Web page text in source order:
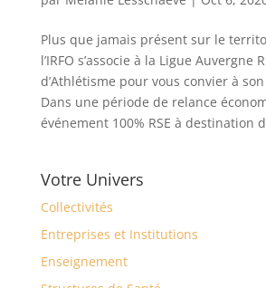
Plus que jamais présent sur le
l’IRFO s’associe à la Ligue Auvergne
d’Athlétisme pour vous convier à
Dans une période de relance
événement 100% RSE à destination
Votre Univers
Collectivités
Entreprises et Institutions
Enseignement